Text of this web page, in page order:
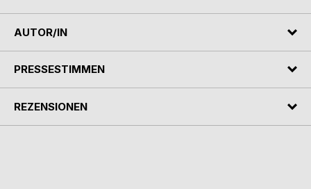
AUTOR/IN
PRESSESTIMMEN
REZENSIONEN